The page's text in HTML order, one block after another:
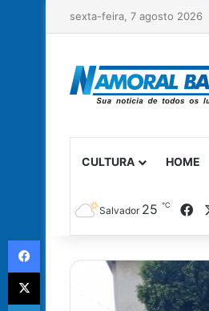
sexta-feira, 7 agosto 2026
CULTURA HOME
Salvador 25 ℃
Facebook
X
Linkedin